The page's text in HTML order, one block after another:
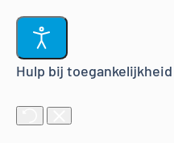
Hulp bij toegankelijkheid
Terug naar hoofdinhoud